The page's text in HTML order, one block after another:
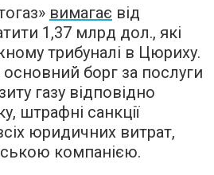
вимагає від
1,37 млрд дол., які
трибуналі в Цюриху.
борг за послуги
газу відповідно
штрафні санкції
юридичних витрат,
компанією.